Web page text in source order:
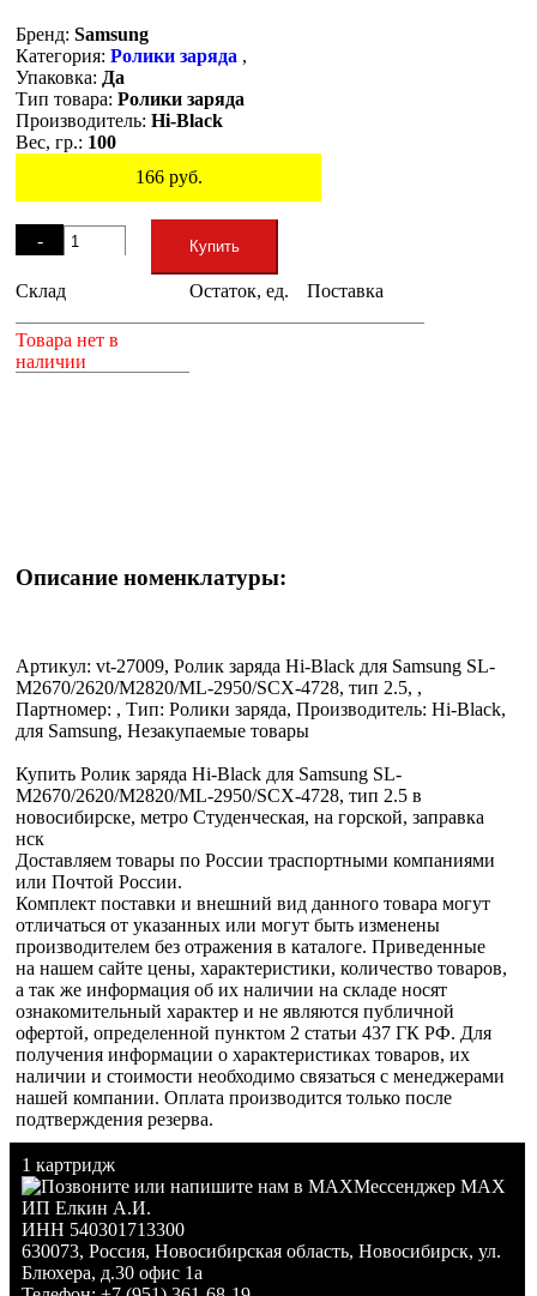
Бренд: Samsung
Категория: Ролики заряда ,
Упаковка: Да
Тип товара: Ролики заряда
Производитель: Hi-Black
Вес, гр.: 100
166руб.
-
+
Купить
Склад Остаток, ед. Поставка
Товара нет в
наличии
Описание номенклатуры:
Артикул: vt-27009, Ролик заряда Hi-Black для Samsung SL-
M2670/2620/M2820/ML-2950/SCX-4728, тип 2.5, ,
Партномер: , Тип: Ролики заряда, Производитель: Hi-Black,
для Samsung, Незакупаемые товары
Купить Ролик заряда Hi-Black для Samsung SL-
M2670/2620/M2820/ML-2950/SCX-4728, тип 2.5 в
новосибирске, метро Студенческая, на горской, заправка
нск
Доставляем товары по России траспортными компаниями
или Почтой России.
Комплект поставки и внешний вид данного товара могут
отличаться от указанных или могут быть изменены
производителем без отражения в каталоге. Приведенные
на нашем сайте цены, характеристики, количество товаров,
а так же информация об их наличии на складе носят
ознакомительный характер и не являются публичной
офертой, определенной пунктом 2 статьи 437 ГК РФ. Для
получения информации о характеристиках товаров, их
наличии и стоимости необходимо связаться с менеджерами
нашей компании. Оплата производится только после
подтверждения резерва.
1 картридж
Мессенджер MAX
ИП Елкин А.И.
ИНН 540301713300
630073, Россия, Новосибирская область, Новосибирск, ул.
Блюхера, д.30 офис 1а